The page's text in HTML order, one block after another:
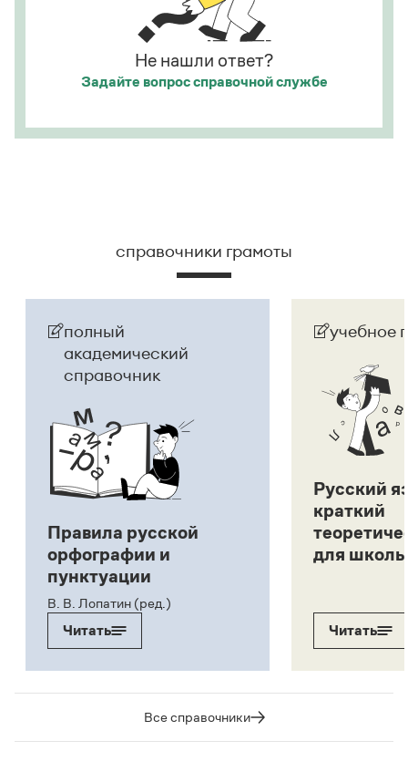
Не нашли ответ?
Задайте вопроссправочной службе
справочники грамоты
полный
академический
справочник
Правила русской
орфографии и
пунктуации
В. В. Лопатин (ред.)
Читать
учебное
Русский
краткий
для
Читать
Все справочники